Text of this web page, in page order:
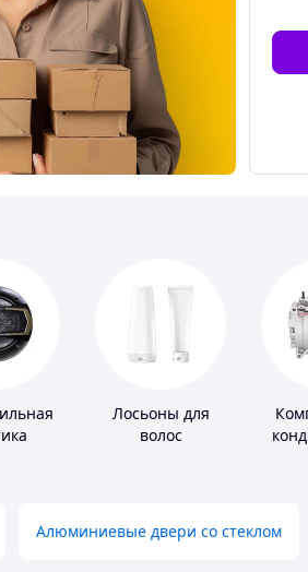
Лосьоны для
волос
Алюминиевые двери со стеклом